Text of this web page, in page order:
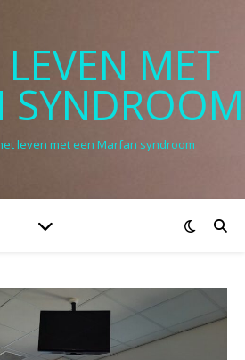
MET
SYNDROOM
leven met een Marfan syndroom